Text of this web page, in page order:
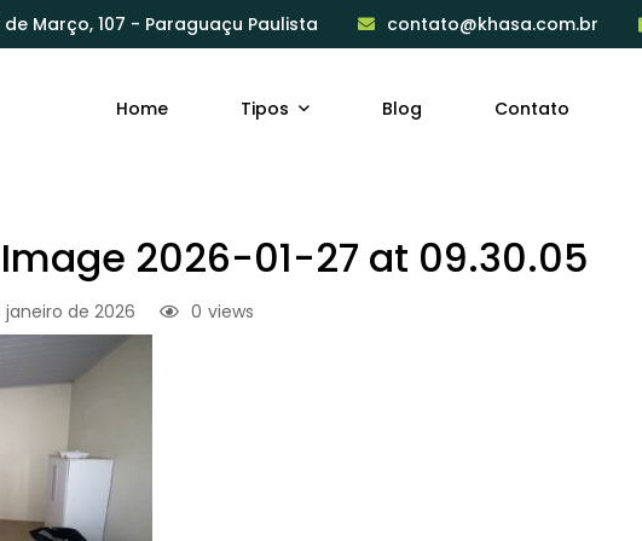
de Março, 107 - Paraguaçu Paulista contato@khasa.com.br
Home Tipos Blog Contato
2026-01-27 at 09.30.05
janeiro de 2026 views
0